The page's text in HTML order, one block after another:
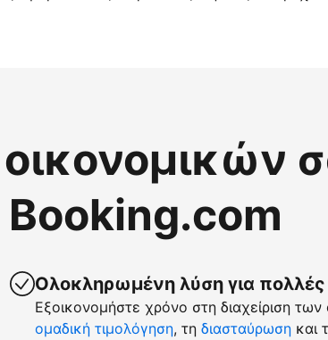
Ολοκληρωμένη λύση για πολλές
Εξοικονομήστε χρόνο στη διαχείριση
ομαδική τιμολόγηση, τη διασταύρωση και